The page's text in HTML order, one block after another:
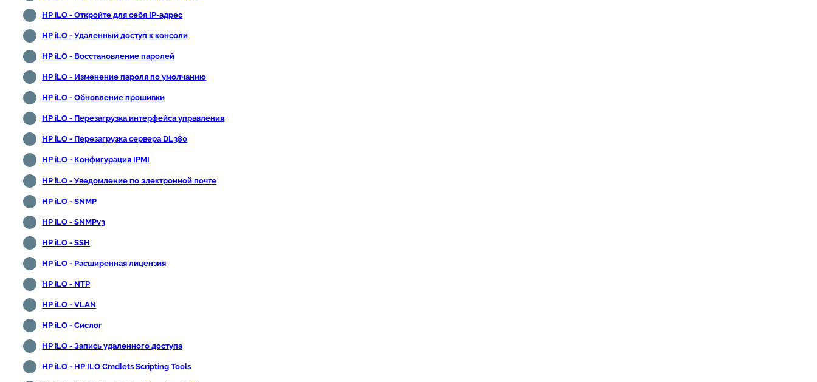
HP iLO - Откройте для себя IP-адрес
HP iLO - Удаленный доступ к консоли
HP iLO - Восстановление паролей
HP iLO - Изменение пароля по умолчанию
HP iLO - Обновление прошивки
HP iLO - Перезагрузка интерфейса управления
HP iLO - Перезагрузка сервера DL380
HP iLO - Конфигурация IPMI
HP iLO - Уведомление по электронной почте
HP iLO - SNMP
HP iLO - SNMPv3
HP iLO - SSH
HP iLO - Расширенная лицензия
HP iLO - NTP
HP iLO - VLAN
HP iLO - Сислог
HP iLO - Запись удаленного доступа
HP iLO - HP ILO Cmdlets Scripting Tools